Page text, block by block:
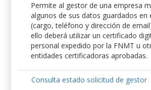
Permite al gestor de una empresa
algunos de sus datos guardados en
(cargo, teléfono y dirección de
ello deberá utilizar un certificado
personal expedido por la FNMT u
entidades certificadoras aprobadas.
Consulta estado solicitud de gestor